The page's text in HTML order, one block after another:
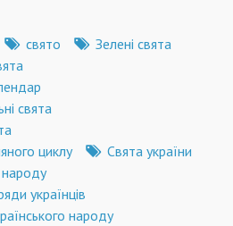
свято
Зелені свята
свята
циклу
Свята україни
народу
українців
народу